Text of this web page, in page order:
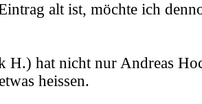
alt ist, möchte ich
H.) hat nicht nur Andreas
heissen.